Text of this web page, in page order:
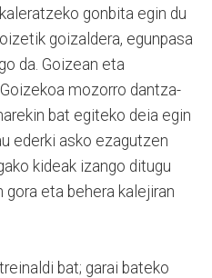
gonbita egin du
goizaldera, egunpasa
da. Goizean eta
mozorro dantza-
bat egiteko deia egin
ederki asko ezagutzen
kideak izango ditugu
gora eta behera kalejiran
bat; garai bateko